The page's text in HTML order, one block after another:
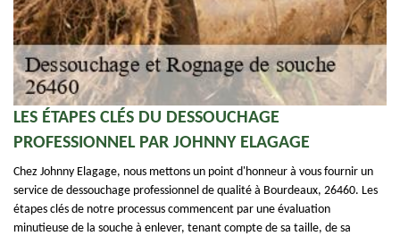
LES ÉTAPES CLÉS DU DESSOUCHAGE
PROFESSIONNEL PAR JOHNNY ELAGAGE
Chez Johnny Elagage, nous mettons un point d'honneur à vous fournir un
service de dessouchage professionnel de qualité à Bourdeaux, 26460. Les
étapes clés de notre processus commencent par une évaluation
minutieuse de la souche à enlever, tenant compte de sa taille, de sa